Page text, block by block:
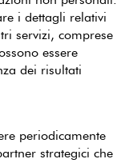
i dettagli relativi
servizi, comprese
essere
dei risultati
periodicamente
strategici che